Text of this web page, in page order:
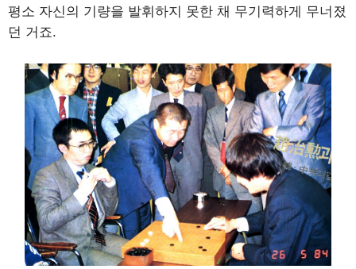
평소 자신의 기량을 발휘하지 못한 채 무기력하게 무너졌
던 거죠.